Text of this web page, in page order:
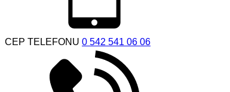
CEP TELEFONU 0 542 541 06 06